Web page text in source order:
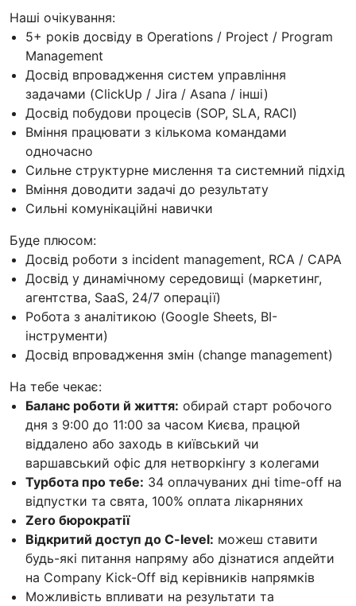
Наші очікування:
5+ років досвіду в Operations / Project / Program
Management
Досвід впровадження систем управління
задачами (ClickUp / Jira / Asana / інші)
Досвід побудови процесів (SOP, SLA, RACI)
Вміння працювати з кількома командами
одночасно
Сильне структурне мислення та системний підхід
Вміння доводити задачі до результату
Сильні комунікаційні навички
Буде плюсом:
Досвід роботи з incident management, RCA / CAPA
Досвід у динамічному середовищі (маркетинг,
агентства, SaaS, 24/7 операції)
Робота з аналітикою (Google Sheets, BI-
інструменти)
Досвід впровадження змін (change management)
На тебе чекає:
Баланс роботи й життя: обирай старт робочого
дня з 9:00 до 11:00 за часом Києва, працюй
віддалено або заходь в київський чи
варшавський офіс для нетворкінгу з колегами
Турбота про тебе: 34 оплачуваних дні time-off на
відпустки та свята, 100% оплата лікарняних
Zero бюрократії
Відкритий доступ до C-level: можеш ставити
будь-які питання напряму або дізнатися апдейти
на Company Kick-Off від керівників напрямків
Можливість впливати на результати та